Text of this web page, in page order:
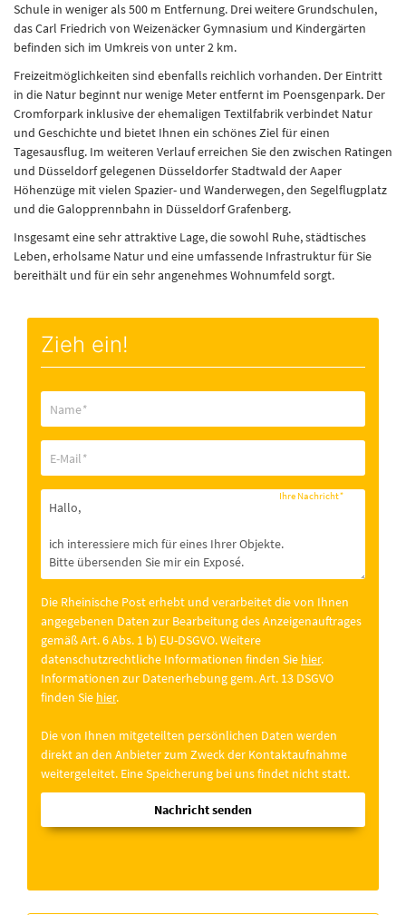
Schule in weniger als 500 m Entfernung. Drei weitere Grundschulen,
das Carl Friedrich von Weizenäcker Gymnasium und Kindergärten
befinden sich im Umkreis von unter 2 km.
Freizeitmöglichkeiten sind ebenfalls reichlich vorhanden. Der Eintritt
in die Natur beginnt nur wenige Meter entfernt im Poensgenpark. Der
Cromforpark inklusive der ehemaligen Textilfabrik verbindet Natur
und Geschichte und bietet Ihnen ein schönes Ziel für einen
Tagesausflug. Im weiteren Verlauf erreichen Sie den zwischen Ratingen
und Düsseldorf gelegenen Düsseldorfer Stadtwald der Aaper
Höhenzüge mit vielen Spazier- und Wanderwegen, den Segelflugplatz
und die Galopprennbahn in Düsseldorf Grafenberg.
Insgesamt eine sehr attraktive Lage, die sowohl Ruhe, städtisches
Leben, erholsame Natur und eine umfassende Infrastruktur für Sie
bereithält und für ein sehr angenehmes Wohnumfeld sorgt.
Zieh ein!
Name*
E-Mail*
Ihre Nachricht*
Die Rheinische Post erhebt und verarbeitet die von Ihnen
angegebenen Daten zur Bearbeitung des Anzeigenauftrages
gemäß Art. 6 Abs. 1 b) EU-DSGVO. Weitere
datenschutzrechtliche Informationen finden Sie hier.
Informationen zur Datenerhebung gem. Art. 13 DSGVO
finden Sie hier.
Die von Ihnen mitgeteilten persönlichen Daten werden
direkt an den Anbieter zum Zweck der Kontaktaufnahme
weitergeleitet. Eine Speicherung bei uns findet nicht statt.
Nachricht senden